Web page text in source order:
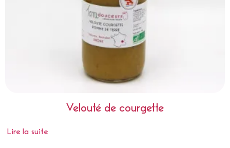
Velouté de courgette
Lire la suite